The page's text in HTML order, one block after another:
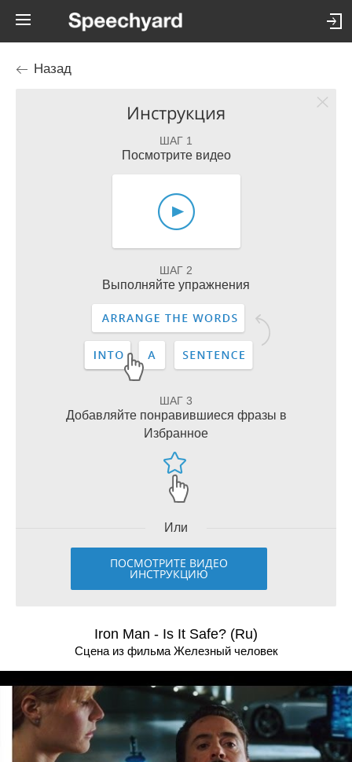
Назад
Инструкция
ШАГ 1
Посмотрите видео
ШАГ 2
Выполняйте упражнения
ШАГ 3
Добавляйте понравившиеся фразы в
Избранное
Или
ПОСМОТРИТЕ ВИДЕО
ИНСТРУКЦИЮ
Iron Man - Is It Safe? (Ru)
Сцена из фильма Железный человек